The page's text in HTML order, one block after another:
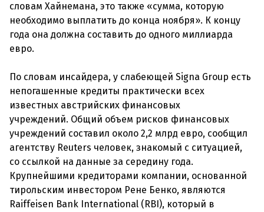
словам Хайнемана, это также «сумма, которую
необходимо выплатить до конца ноября». К концу
года она должна составить до одного миллиарда
евро.
По словам инсайдера, у слабеющей Signa Group есть
непогашенные кредиты практически всех
известных австрийских финансовых
учреждений. Общий объем рисков финансовых
учреждений составил около 2,2 млрд евро, сообщил
агентству Reuters человек, знакомый с ситуацией,
со ссылкой на данные за середину года.
Крупнейшими кредиторами компании, основанной
тирольским инвестором Рене Бенко, являются
Raiffeisen Bank International (RBI), который в